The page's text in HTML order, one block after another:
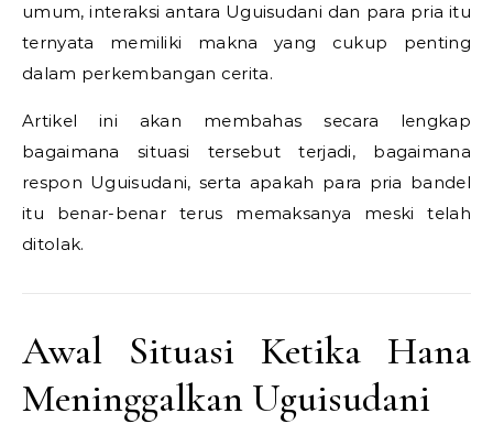
umum, interaksi antara Uguisudani dan para pria itu
ternyata memiliki makna yang cukup penting
dalam perkembangan cerita.
Artikel ini akan membahas secara lengkap
bagaimana situasi tersebut terjadi, bagaimana
respon Uguisudani, serta apakah para pria bandel
itu benar-benar terus memaksanya meski telah
ditolak.
Awal Situasi Ketika Hana
Meninggalkan Uguisudani